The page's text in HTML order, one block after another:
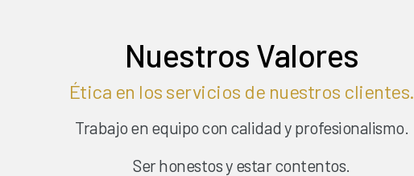
Nuestros Valores
Ética en los servicios de nuestros clientes.
Trabajo en equipo con calidad y profesionalismo.
Ser honestos y estar contentos.